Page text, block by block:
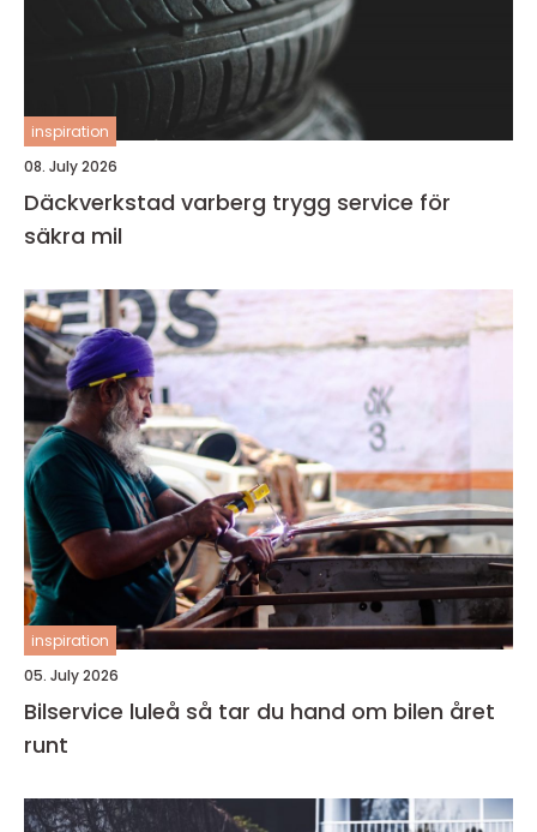
inspiration
08. July 2026
Däckverkstad varberg trygg service för
säkra mil
inspiration
05. July 2026
Bilservice luleå så tar du hand om bilen året
runt